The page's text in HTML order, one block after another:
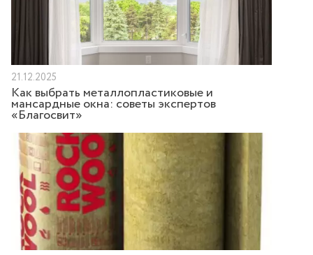
21.12.2025
Как выбрать металлопластиковые и
мансардные окна: советы экспертов
«Благосвит»